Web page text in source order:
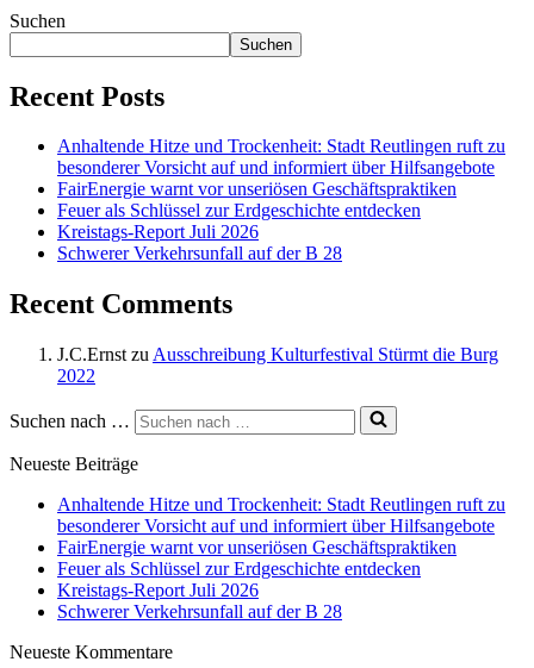
Suchen
Suchen
Recent Posts
Anhaltende Hitze und Trockenheit: Stadt Reutlingen ruft zu
besonderer Vorsicht auf und informiert über Hilfsangebote
FairEnergie warnt vor unseriösen Geschäftspraktiken
Feuer als Schlüssel zur Erdgeschichte entdecken
Kreistags-Report Juli 2026
Schwerer Verkehrsunfall auf der B 28
Recent Comments
J.C.Ernst zu Ausschreibung Kulturfestival Stürmt die Burg
2022
Suchen nach …
Neueste Beiträge
Anhaltende Hitze und Trockenheit: Stadt Reutlingen ruft zu
besonderer Vorsicht auf und informiert über Hilfsangebote
FairEnergie warnt vor unseriösen Geschäftspraktiken
Feuer als Schlüssel zur Erdgeschichte entdecken
Kreistags-Report Juli 2026
Schwerer Verkehrsunfall auf der B 28
Neueste Kommentare